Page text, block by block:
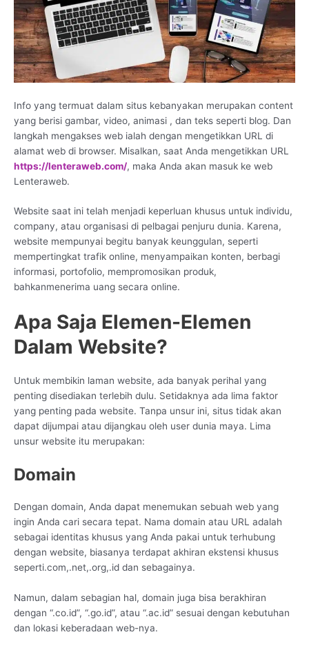
Info yang termuat dalam situs kebanyakan merupakan content
yang berisi gambar, video, animasi , dan teks seperti blog. Dan
langkah mengakses web ialah dengan mengetikkan URL di
alamat web di browser. Misalkan, saat Anda mengetikkan URL
https://lenteraweb.com/, maka Anda akan masuk ke web
Lenteraweb.
Website saat ini telah menjadi keperluan khusus untuk individu,
company, atau organisasi di pelbagai penjuru dunia. Karena,
website mempunyai begitu banyak keunggulan, seperti
mempertingkat trafik online, menyampaikan konten, berbagi
informasi, portofolio, mempromosikan produk,
bahkanmenerima uang secara online.
Apa Saja Elemen-Elemen
Dalam Website?
Untuk membikin laman website, ada banyak perihal yang
penting disediakan terlebih dulu. Setidaknya ada lima faktor
yang penting pada website. Tanpa unsur ini, situs tidak akan
dapat dijumpai atau dijangkau oleh user dunia maya. Lima
unsur website itu merupakan:
Domain
Dengan domain, Anda dapat menemukan sebuah web yang
ingin Anda cari secara tepat. Nama domain atau URL adalah
sebagai identitas khusus yang Anda pakai untuk terhubung
dengan website, biasanya terdapat akhiran ekstensi khusus
seperti.com,.net,.org,.id dan sebagainya.
Namun, dalam sebagian hal, domain juga bisa berakhiran
dengan “.co.id”, “.go.id”, atau “.ac.id” sesuai dengan kebutuhan
dan lokasi keberadaan web-nya.